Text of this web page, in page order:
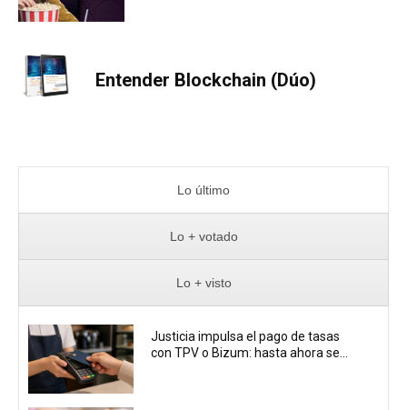
Entender Blockchain (Dúo)
Lo último
Lo + votado
Lo + visto
Justicia impulsa el pago de tasas
con TPV o Bizum: hasta ahora se...